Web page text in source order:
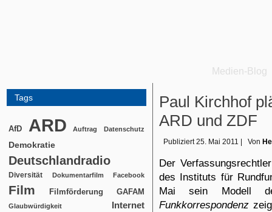
Medien-Blog
Tags
AfD ARD Auftrag Datenschutz
Demokratie
Deutschlandradio
Diversität Dokumentarfilm Facebook
Film Filmförderung GAFAM
Glaubwürdigkeit Internet
Paul Kirchhof
ARD und ZDF
Publiziert 25. Mai 2011 Von
Der
des Instituts für
Mai sein Modell
Funkkorrespondenz